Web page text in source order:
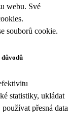
webu. Své
.
souborů cookie.
statistiky, ukládat
přesná data